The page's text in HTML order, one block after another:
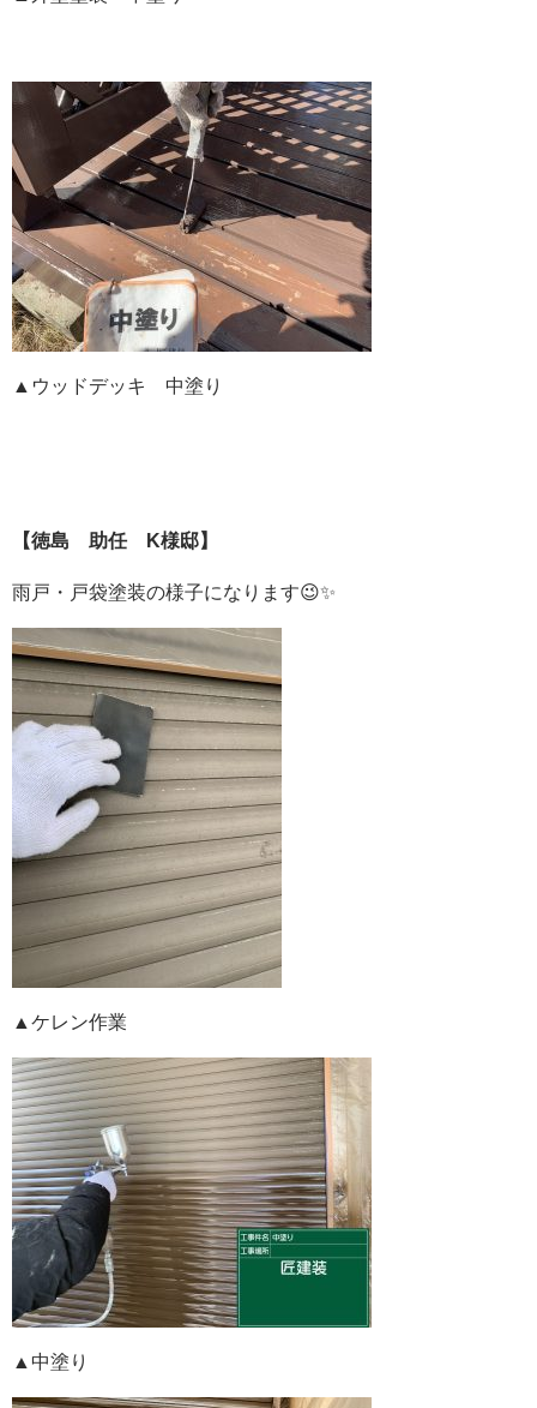
▲ウッドデッキ 中塗り
【徳島 助任 K様邸】
雨戸・戸袋塗装の様子になります😉✨
▲ケレン作業
▲中塗り